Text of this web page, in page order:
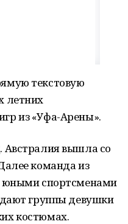
текстовую
летних
из «Уфа-Арены».
Австралия вышла со
команда из
юными спортсменами
группы девушки
костюмах.